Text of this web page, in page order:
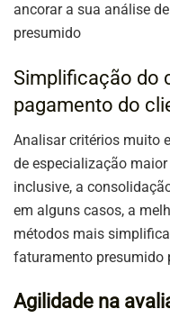
ancorar a sua análise
presumido
Simplificação do
pagamento do
Analisar critérios muito
de especialização
inclusive, a
em alguns casos, a
métodos mais
faturamento presumido
Agilidade na